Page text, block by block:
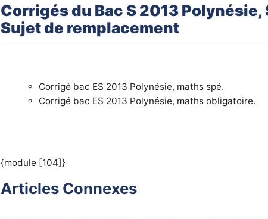
Corrigés du Bac S 2013
Sujet de remplacement
Corrigé bac ES 2013 Polynésie, maths spé.
Corrigé bac ES 2013 Polynésie, maths obligatoire.
{module [104]}
Articles Connexes